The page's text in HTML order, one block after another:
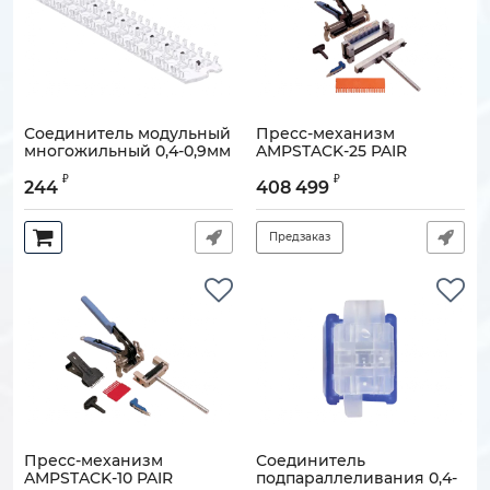
Соединитель модульный
многожильный 0,4-0,9мм
Артикул:
244 ₽
Пресс-механизм
AMPSTACK-25 PAIR
Артикул: 900000-01725
408 499 ₽
Предзаказ
Пресс-механизм
AMPSTACK-10 PAIR
Соединитель
подпараллеливания 0,4-